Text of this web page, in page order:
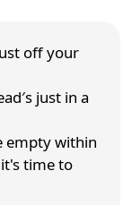
off your
just in a
empty within
time to